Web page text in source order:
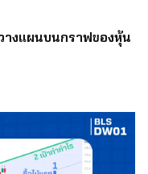
างแผนบนกราฟของหุ้น